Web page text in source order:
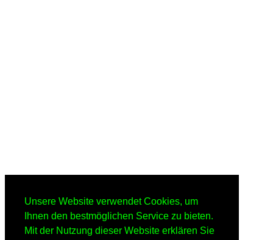
Unsere Website verwendet Cookies, um
Ihnen den bestmöglichen Service zu bieten.
Mit der Nutzung dieser Website erklären Sie